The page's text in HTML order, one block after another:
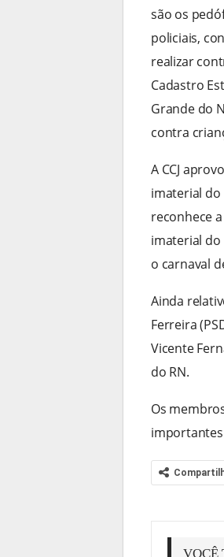
são os
policiais,
realizar
Cadastro
Grande do
contra
A CCJ
imaterial do
reconhece
imaterial do
o carnaval
Ainda
Ferreira
Vicente
do RN.
Os
importantes
VOCÊ